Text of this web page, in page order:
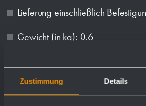
Zustimmung Details
Lieferung einschließlich
Gewicht (in kg): 0.6
Oberflächen